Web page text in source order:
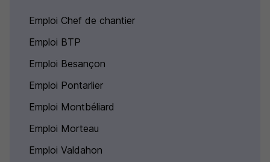
Emploi Chef de chantier
Emploi BTP
Emploi Besançon
Emploi Pontarlier
Emploi Montbéliard
Emploi Morteau
Emploi Valdahon